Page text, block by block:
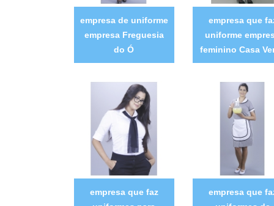
empresa de uniforme
empresa Freguesia
do Ó
empresa que
uniforme
feminino Casa
empresa que faz
empresa que